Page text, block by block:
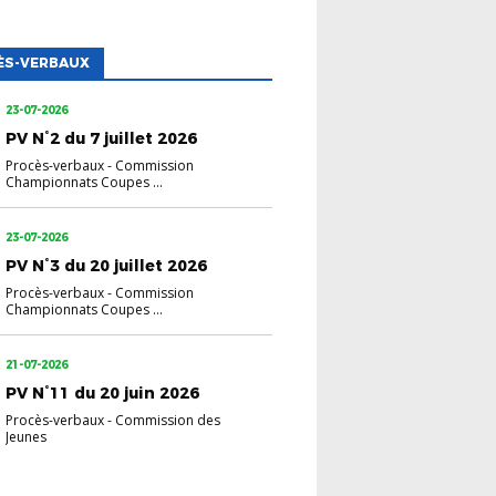
VERBAUX
23-07-2026
PV N°2 du 7 juillet 2026
Procès-verbaux- Commission
Championnats Coupes ...
23-07-2026
PV N°3 du 20 juillet 2026
Procès-verbaux- Commission
Championnats Coupes ...
21-07-2026
PV N°11 du 20 juin 2026
Procès-verbaux- Commission des
Jeunes